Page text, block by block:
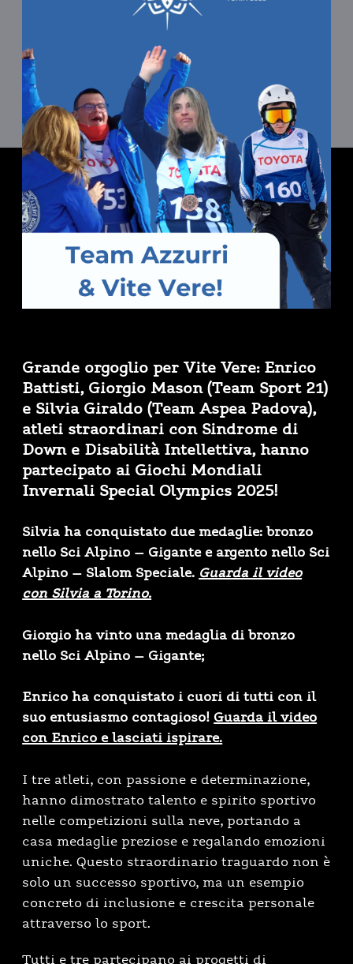
Grande orgoglio per Vite Vere: Enrico
Battisti, Giorgio Mason (Team Sport 21)
e Silvia Giraldo (Team Aspea Padova),
atleti straordinari con Sindrome di
Down e Disabilità Intellettiva, hanno
partecipato ai Giochi Mondiali
Invernali Special Olympics 2025!
Silvia ha conquistato due medaglie: bronzo
nello Sci Alpino – Gigante e argento nello Sci
Alpino – Slalom Speciale. Guarda il video
con Silvia a Torino.
Giorgio ha vinto una medaglia di bronzo
nello Sci Alpino – Gigante;
Enrico ha conquistato i cuori di tutti con il
suo entusiasmo contagioso! Guarda il video
con Enrico e lasciati ispirare.
I tre atleti, con passione e determinazione,
hanno dimostrato talento e spirito sportivo
nelle competizioni sulla neve, portando a
casa medaglie preziose e regalando emozioni
uniche. Questo straordinario traguardo non è
solo un successo sportivo, ma un esempio
concreto di inclusione e crescita personale
attraverso lo sport.
Tutti e tre partecipano ai progetti di